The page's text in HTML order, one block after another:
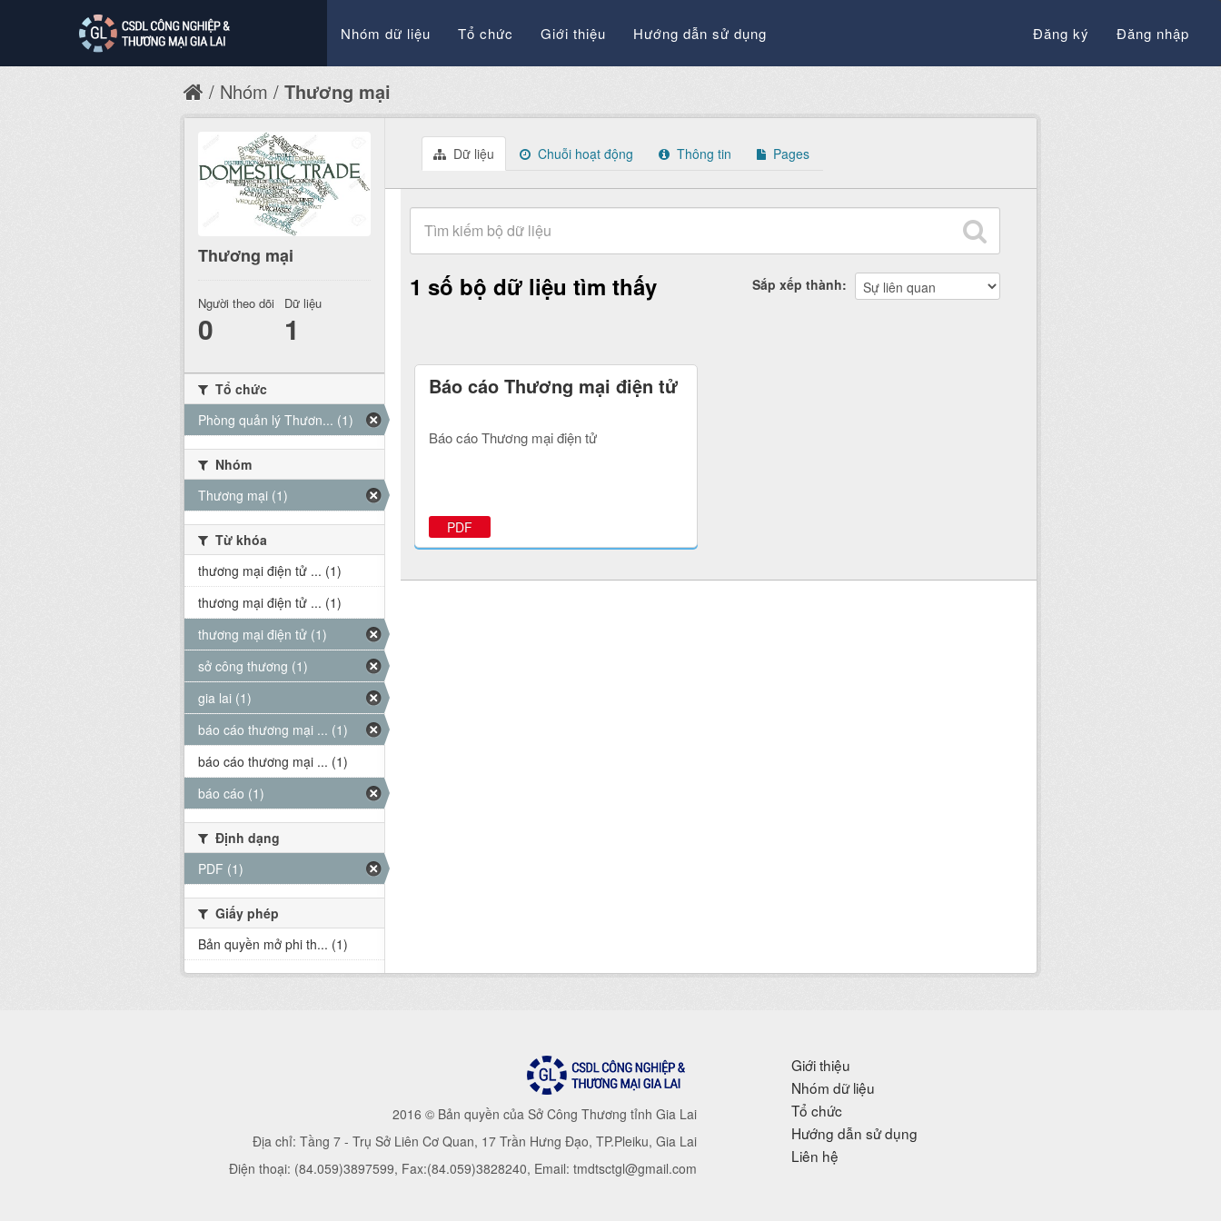
Nhóm dữ liệu Tổ chức Giới thiệu Hướng dẫn sử dụng Đăng ký Đăng nhập
Nhóm Thương mại
Dữ liệu Chuỗi hoạt động Thông tin Pages
Sắp xếp thành
1 số bộ dữ liệu tìm thấy
Báo cáo Thương mại điện tử
Báo cáo Thương mại điện tử
PDF
Thương mại
Người theo dõi
0
Dữ liệu
1
Tổ chức
Phòng quản lý Thươn... (1)
Nhóm
Thương mại (1)
Từ khóa
thương mại điện tử ... (1)
thương mại điện tử ... (1)
thương mại điện tử (1)
sở công thương (1)
gia lai (1)
báo cáo thương mại ... (1)
báo cáo thương mại ... (1)
báo cáo (1)
Định dạng
PDF (1)
Giấy phép
Bản quyền mở phi th... (1)
2016 © Bản quyền của Sở Công Thương tỉnh Gia Lai
Địa chỉ: Tầng 7 - Trụ Sở Liên Cơ Quan, 17 Trần Hưng Đạo, TP.Pleiku, Gia Lai
Điện thoại: (84.059)3897599, Fax:(84.059)3828240, Email: tmdtsctgl@gmail.com
Giới thiệu
Nhóm dữ liệu
Tổ chức
Hướng dẫn sử dụng
Liên hệ